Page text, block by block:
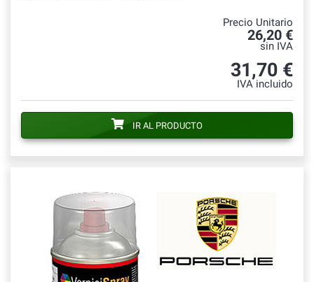
Precio Unitario
26,20 €
sin IVA
31,70 €
IVA incluido
IR AL PRODUCTO